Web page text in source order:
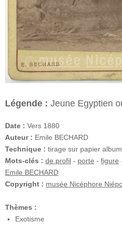
Légende : Jeune Egyptien
Date : Vers 1880
Auteur : Emile BECHARD
Technique : tirage sur papier
Mots-clés : de profil - porte - figure
Emile BECHARD
Copyright : musée Nicéphore
Thèmes :
Exotisme